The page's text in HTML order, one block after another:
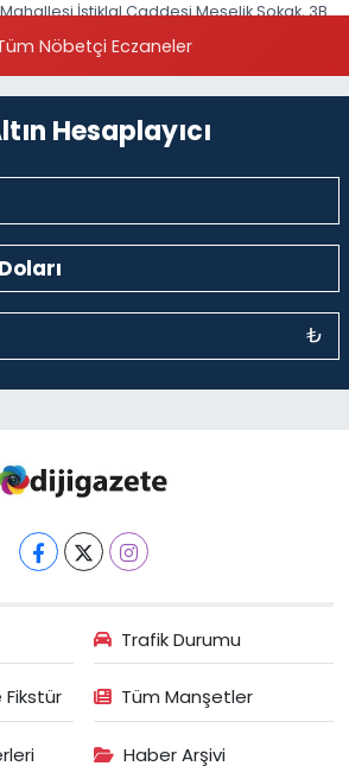
İstiklal Caddesi Meşelik Sokak, 3B
Nöbetçi Eczaneler
Hesaplayıcı
₺
Trafik Durumu
Fikstür Tüm Manşetler
Haber Arşivi